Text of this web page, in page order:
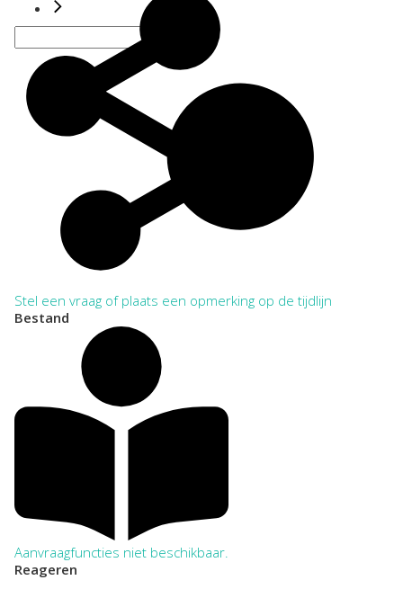
Stel een vraag of plaats een opmerking op de tijdlijn
Bestand
Aanvraagfuncties niet beschikbaar.
Reageren